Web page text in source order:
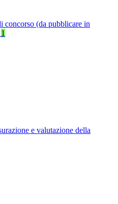
concorso (da pubblicare in
1
e valutazione della